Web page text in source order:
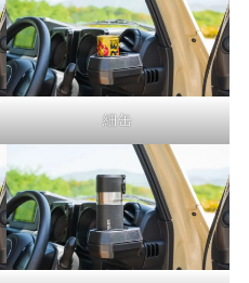
細缶